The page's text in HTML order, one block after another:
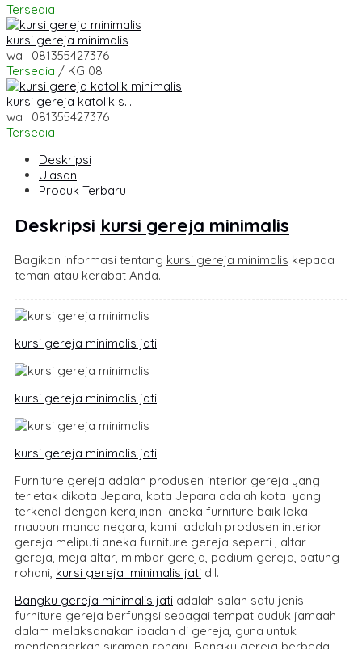
Tersedia
kursi gereja minimalis
wa : 081355427376
Tersedia / KG 08
kursi gereja katolik s....
wa : 081355427376
Tersedia
Deskripsi
Ulasan
Produk Terbaru
Deskripsi kursi gereja minimalis
Bagikan informasi tentang kursi gereja minimalis kepada
teman atau kerabat Anda.
kursi gereja minimalis jati
kursi gereja minimalis jati
kursi gereja minimalis jati
Furniture gereja adalah produsen interior gereja yang
terletak dikota Jepara, kota Jepara adalah kota yang
terkenal dengan kerajinan aneka furniture baik lokal
maupun manca negara, kami adalah produsen interior
gereja meliputi aneka furniture gereja seperti , altar
gereja, meja altar, mimbar gereja, podium gereja, patung
rohani, kursi gereja minimalis jati dll.
Bangku gereja minimalis jati adalah salah satu jenis
furniture gereja berfungsi sebagai tempat duduk jamaah
dalam melaksanakan ibadah di gereja, guna untuk
mendengarkan siraman rohani Bangku gereja berbeda